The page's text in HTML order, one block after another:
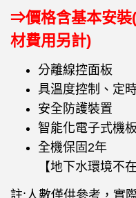
⇒價格含基本安裝
材費用另計)
分離線控面板
具溫度控制、定
安全防護裝置
智能化電子式機板
全機保固2年
【地下水環境不
註:人數僅供參考，實